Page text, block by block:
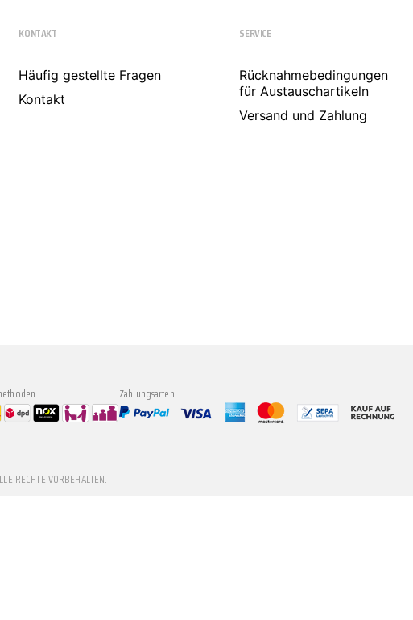
KONTAKT
Häufig gestellte Fragen
Kontakt
SERVICE
Rücknahmebedingungen
für Austauschartikeln
Versand und Zahlung
Zahlungsarten
RECHTE VORBEHALTEN.